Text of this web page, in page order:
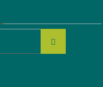
Suchen